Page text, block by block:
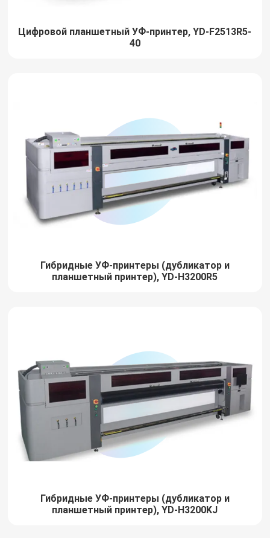
Цифровой планшетный УФ-принтер, YD-F2513R5-
40
Гибридные УФ-принтеры (дубликатор и
планшетный принтер), YD-H3200R5
Гибридные УФ-принтеры (дубликатор и
планшетный принтер), YD-H3200KJ